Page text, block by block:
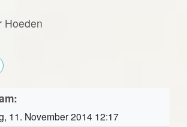
Hoeden
11. November 2014 12:17